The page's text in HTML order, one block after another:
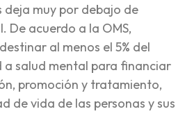
deja muy por debajo de
De acuerdo a la OMS,
al menos el 5% del
a salud mental para financiar
promoción y tratamiento,
de vida de las personas y sus